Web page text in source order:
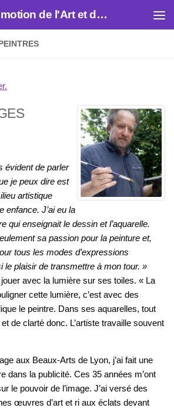
Association Promotion de l'Art et des Artistes
évident de parler
je peux dire est
artistique
enfance. J’ai eu la
qui enseignait le dessin et l’aquarelle.
sa passion pour la peinture et,
tous les modes d’expressions
le plaisir de transmettre à mon tour. »
avec la lumière sur ses toiles. « La
cette lumière, c’est avec des
le peintre. Dans ses aquarelles, tout
de clarté donc. L’artiste travaille souvent
aux Beaux-Arts de Lyon, j’ai fait une
dans la publicité. Ces 35 années m’ont
le pouvoir de l’image. J’ai versé des
œuvres d’art et ri aux éclats devant